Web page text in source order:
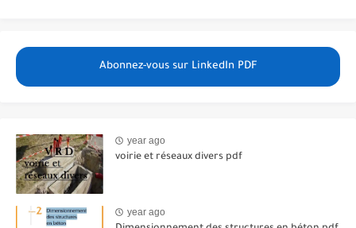
Abonnez-vous sur LinkedIn PDF
year ago
voirie et réseaux divers pdf
year ago